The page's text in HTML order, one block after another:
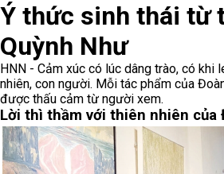
Ý thức sinh thái từ
Quỳnh Như
HNN - Cảm xúc có lúc dâng trào, có khi
nhiên, con người. Mỗi tác phẩm của
được thấu cảm từ người xem.
Lời thì thầm với thiên nhiên của